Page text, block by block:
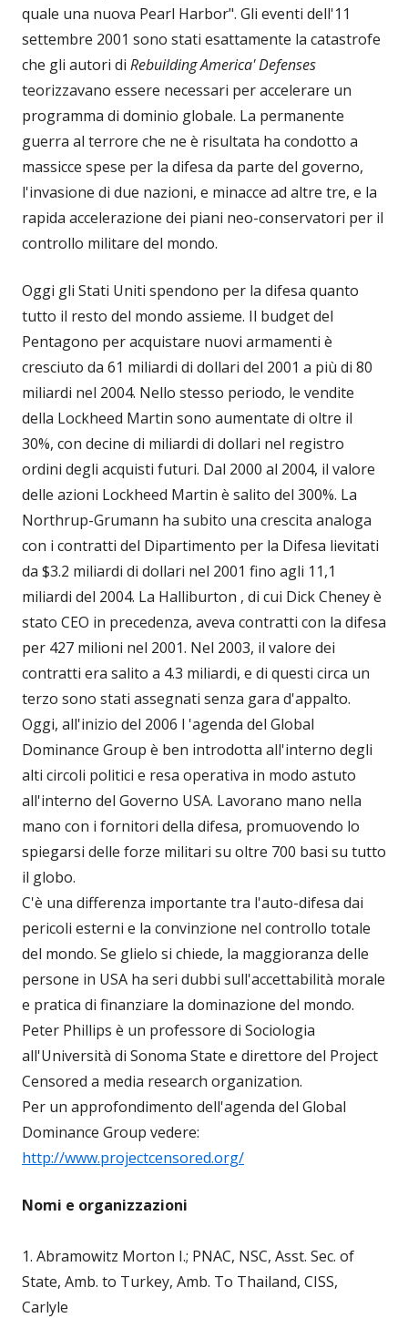
quale una nuova Pearl Harbor". Gli eventi dell'11
settembre 2001 sono stati esattamente la catastrofe
che gli autori di Rebuilding America' Defenses
teorizzavano essere necessari per accelerare un
programma di dominio globale. La permanente
guerra al terrore che ne è risultata ha condotto a
massicce spese per la difesa da parte del governo,
l'invasione di due nazioni, e minacce ad altre tre, e la
rapida accelerazione dei piani neo-conservatori per il
controllo militare del mondo.
Oggi gli Stati Uniti spendono per la difesa quanto
tutto il resto del mondo assieme. Il budget del
Pentagono per acquistare nuovi armamenti è
cresciuto da 61 miliardi di dollari del 2001 a più di 80
miliardi nel 2004. Nello stesso periodo, le vendite
della Lockheed Martin sono aumentate di oltre il
30%, con decine di miliardi di dollari nel registro
ordini degli acquisti futuri. Dal 2000 al 2004, il valore
delle azioni Lockheed Martin è salito del 300%. La
Northrup-Grumann ha subito una crescita analoga
con i contratti del Dipartimento per la Difesa lievitati
da $3.2 miliardi di dollari nel 2001 fino agli 11,1
miliardi del 2004. La Halliburton , di cui Dick Cheney è
stato CEO in precedenza, aveva contratti con la difesa
per 427 milioni nel 2001. Nel 2003, il valore dei
contratti era salito a 4.3 miliardi, e di questi circa un
terzo sono stati assegnati senza gara d'appalto.
Oggi, all'inizio del 2006 l 'agenda del Global
Dominance Group è ben introdotta all'interno degli
alti circoli politici e resa operativa in modo astuto
all'interno del Governo USA. Lavorano mano nella
mano con i fornitori della difesa, promuovendo lo
spiegarsi delle forze militari su oltre 700 basi su tutto
il globo.
C'è una differenza importante tra l'auto-difesa dai
pericoli esterni e la convinzione nel controllo totale
del mondo. Se glielo si chiede, la maggioranza delle
persone in USA ha seri dubbi sull'accettabilità morale
e pratica di finanziare la dominazione del mondo.
Peter Phillips è un professore di Sociologia
all'Università di Sonoma State e direttore del Project
Censored a media research organization.
Per un approfondimento dell'agenda del Global
Dominance Group vedere:
http://www.projectcensored.org/
Nomi e organizzazioni
1. Abramowitz Morton I.; PNAC, NSC, Asst. Sec. of
State, Amb. to Turkey, Amb. To Thailand, CISS,
Carlyle